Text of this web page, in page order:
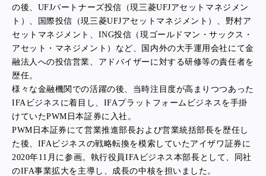
の後、UFJパートナーズ投信（現三菱UFJアセットマネジメン
ト）、国際投信（現三菱UFJアセットマネジメント）、野村ア
セットマネジメント、ING投信（現ゴールドマン・サックス・
アセット・マネジメント）など、国内外の大手運用会社にて金
融法人への投信営業、アドバイザーに対する研修等の責任者を
歴任。
様々な金融機関での活躍の後、当時注目度が高まりつつあった
IFAビジネスに着目し、IFAプラットフォームビジネスを手掛
けていたPWM日本証券に入社。
PWM日本証券にて営業推進部長および営業統括部長を歴任し
た後、IFAビジネスの戦略転換を模索していたアイザワ証券に
2020年11月に参画。執行役員IFAビジネス本部長として、同社
のIFA事業拡大を主導し、成長の中核を担いました。